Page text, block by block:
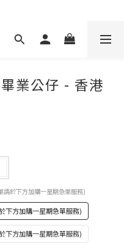
業公仔 - 香港
請於下方加購一星期急單服務)
下方加購一星期急單服務)
下方加購一星期急單服務)